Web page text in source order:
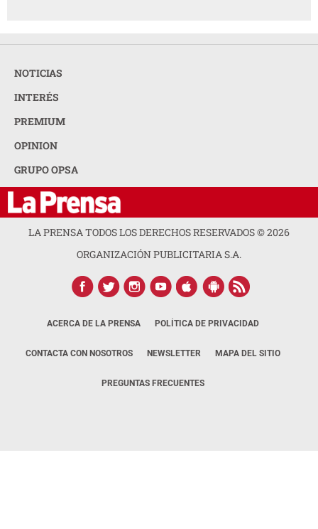
NOTICIAS
INTERÉS
PREMIUM
OPINION
GRUPO OPSA
LA PRENSA TODOS LOS DERECHOS RESERVADOS ©2026
ORGANIZACIÓN PUBLICITARIA S.A.
ACERCA DE LA PRENSA POLÍTICA DE PRIVACIDAD
CONTACTA CON NOSOTROS NEWSLETTER MAPA DEL SITIO
PREGUNTAS FRECUENTES